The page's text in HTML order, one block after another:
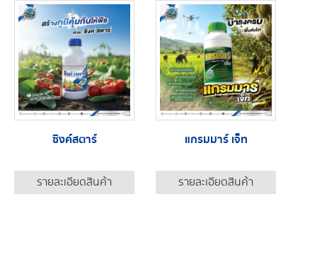
ซิงค์สตาร์
รายละเอียดสินค้า
แกรมมาร์ เจ็ท
รายละเอียดสินค้า